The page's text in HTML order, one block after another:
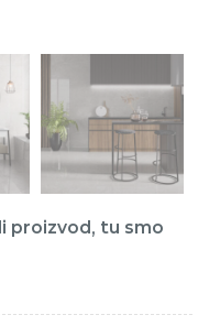
proizvod, tu smo